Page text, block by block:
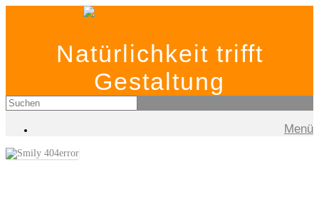
Natürlichkeit trifft
Gestaltung
Menü